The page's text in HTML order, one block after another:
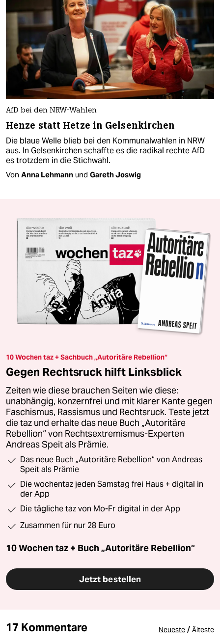
AfD bei den NRW-Wahlen
Henze statt Hetze in Gelsenkirchen
Die blaue Welle blieb bei den Kommunalwahlen in NRW
aus. In Gelsenkirchen schaffte es die radikal rechte AfD
es trotzdem in die Stichwahl.
Von Anna Lehmann und Gareth Joswig
10 Wochen taz + Sachbuch „Autoritäre Rebellion“
Gegen Rechtsruck hilft Linksblick
Zeiten wie diese brauchen Seiten wie diese:
unabhängig, konzernfrei und mit klarer Kante gegen
Faschismus, Rassismus und Rechtsruck. Teste jetzt
die taz und erhalte das neue Buch „Autoritäre
Rebellion“ von Rechtsextremismus-Experten
Andreas Speit als Prämie.
Das neue Buch „Autoritäre Rebellion“ von Andreas
Speit als Prämie
Die wochentaz jeden Samstag frei Haus + digital in
der App
Die tägliche taz von Mo-Fr digital in der App
Zusammen für nur 28 Euro
10 Wochen taz + Buch „Autoritäre Rebellion“
Jetzt bestellen
17 Kommentare Neueste / Älteste